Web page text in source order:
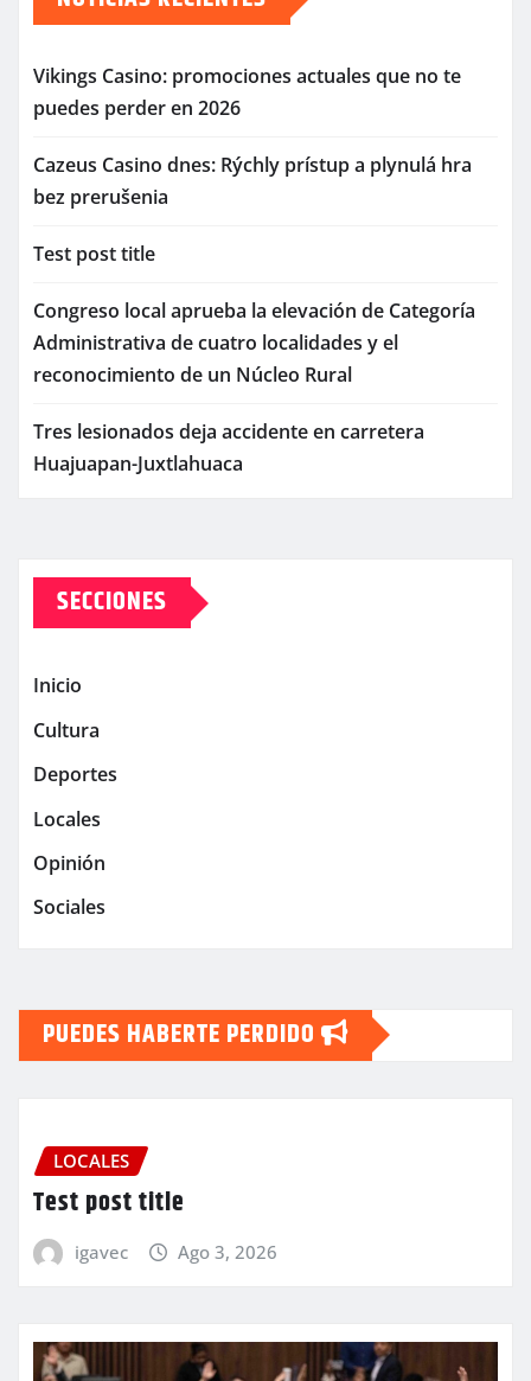
Vikings Casino: promociones actuales que no te
puedes perder en 2026
Cazeus Casino dnes: Rýchly prístup a plynulá hra
bez prerušenia
Test post title
Congreso local aprueba la elevación de Categoría
Administrativa de cuatro localidades y el
reconocimiento de un Núcleo Rural
Tres lesionados deja accidente en carretera
Huajuapan-Juxtlahuaca
SECCIONES
Inicio
Cultura
Deportes
Locales
Opinión
Sociales
PUEDES HABERTE PERDIDO
LOCALES
Test post title
igavec Ago 3, 2026